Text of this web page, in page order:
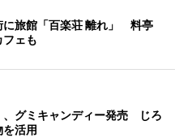
に旅館「百楽荘 離れ」 料亭
フェも
、グミキャンディー発売 じろ
を活用